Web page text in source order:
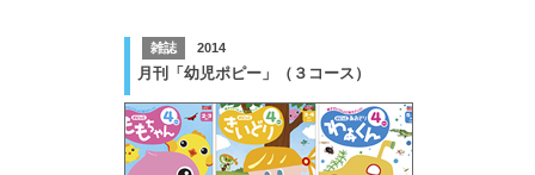
雑誌 2014
月刊「幼児ポピー」（３コース）